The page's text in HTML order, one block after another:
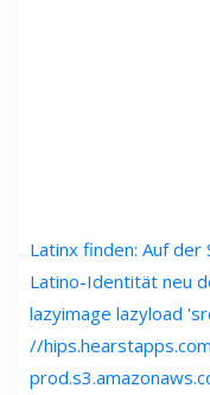
Latinx finden: Auf der
Latino-Identität neu
lazyimage lazyload
//